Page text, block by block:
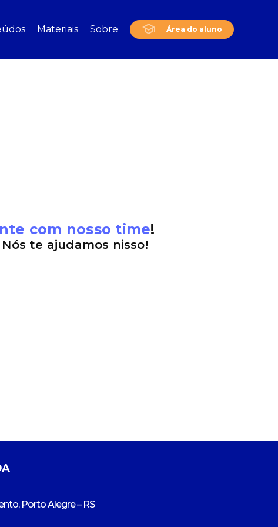
Materiais Sobre Área do aluno
com nosso time!
te ajudamos nisso!
Porto Alegre – RS